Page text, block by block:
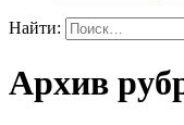
Найти:
Архив